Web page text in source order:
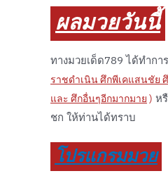
ผลมวยวันนี้
ทางมวยเด็ด789 ได้ทำกา
ราชดำเนิน ศึกพีเคแสนชัย
และ ศึกอื่นๆอีกมากมาย) ห
ชก ให้ท่านได้ทราบ
โปรแกรมมวย